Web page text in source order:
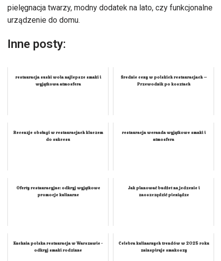
pielęgnacja twarzy, modny dodatek na lato, czy funkcjonalne
urządzenie do domu.
Inne posty:
restauracja sushi wola najlepsze smaki i
wyjątkowa atmosfera
Średnie ceny w polskich restauracjach –
Przewodnik po kosztach
Recenzje obsługi w restauracjach kluczem
do sukcesu
restauracja weranda wyjątkowe smaki i
atmosfera
Oferty restauracyjne: odkryj wyjątkowe
promocje kulinarne
Jak planować budżet na jedzenie i
zaoszczędzić pieniądze
Kuchnia polska restauracja w Warszawie -
odkryj smaki rodzinne
Celebra kulinarnych trendów w 2025 roku
zainspiruje smakoszy